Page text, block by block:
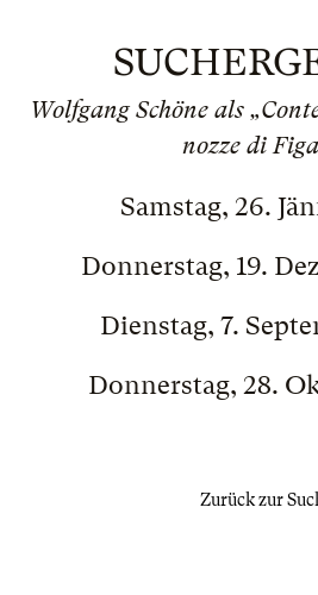
Wolfgang Schöne als
nozze di
Samstag, 26.
Donnerstag, 19.
Dienstag, 7.
Donnerstag, 28.
Zurück zur